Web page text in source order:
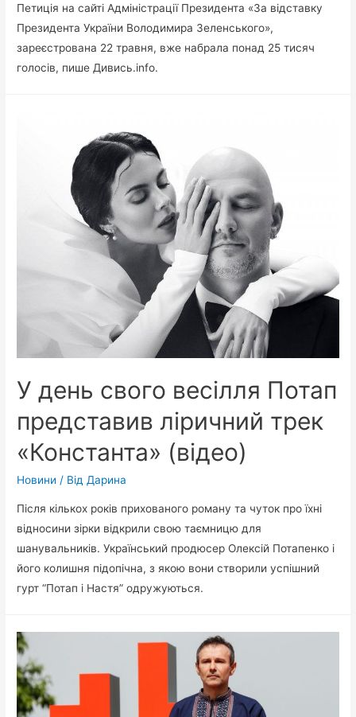
Петиція на сайті Адміністрації Президента «За відставку
Президента України Володимира Зеленського»,
зареєстрована 22 травня, вже набрала понад 25 тисяч
голосів, пише Дивись.info.
У день свого весілля Потап
представив ліричний трек
«Константа» (відео)
Новини / Від Дарина
Після кількох років прихованого роману та чуток про їхні
відносини зірки відкрили свою таємницю для
шанувальників. Український продюсер Олексій Потапенко і
його колишня підопічна, з якою вони створили успішний
гурт “Потап і Настя” одружуються.